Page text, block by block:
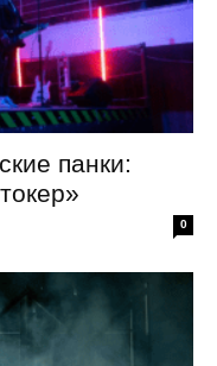
панки:
0